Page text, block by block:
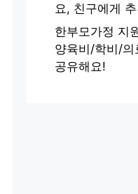
요, 친구에게
한부모가정 지
양육비/학비/의
공유해요!